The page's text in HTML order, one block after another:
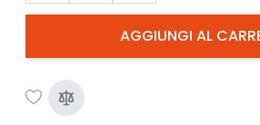
AGGIUNGI AL